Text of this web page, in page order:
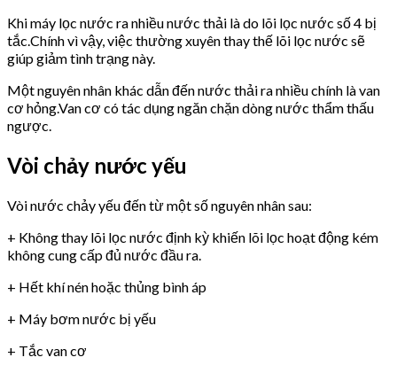
Khi máy lọc nước ra nhiều nước thải là do lõi lọc nước số 4 bị
tắc.Chính vì vậy, việc thường xuyên thay thế lõi lọc nước sẽ
giúp giảm tình trạng này.
Một nguyên nhân khác dẫn đến nước thải ra nhiều chính là van
cơ hỏng.Van cơ có tác dụng ngăn chặn dòng nước thẩm thấu
ngược.
Vòi chảy nước yếu
Vòi nước chảy yếu đến từ một số nguyên nhân sau:
+ Không thay lõi lọc nước định kỳ khiến lõi lọc hoạt động kém
không cung cấp đủ nước đầu ra.
+ Hết khí nén hoặc thủng bình áp
+ Máy bơm nước bị yếu
+ Tắc van cơ